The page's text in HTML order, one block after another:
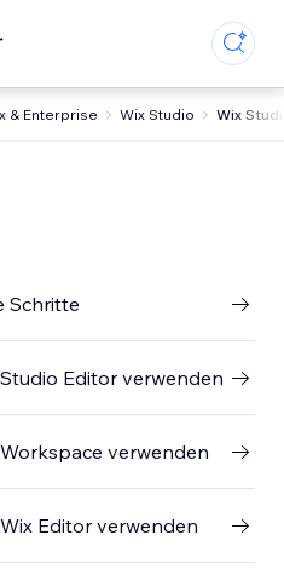
& Enterprise Wix Studio Wix
Schritte
Editor verwenden
verwenden
Editor verwenden